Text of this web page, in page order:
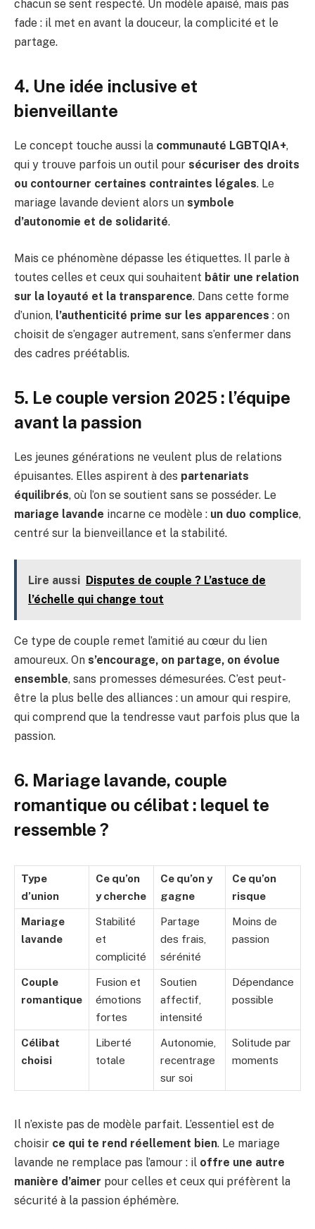
chacun se sent respecté. Un modèle apaisé, mais pas
fade : il met en avant la douceur, la complicité et le
partage.
4. Une idée inclusive et
bienveillante
Le concept touche aussi la communauté LGBTQIA+,
qui y trouve parfois un outil pour sécuriser des droits
ou contourner certaines contraintes légales. Le
mariage lavande devient alors un symbole
d’autonomie et de solidarité.
Mais ce phénomène dépasse les étiquettes. Il parle à
toutes celles et ceux qui souhaitent bâtir une relation
sur la loyauté et la transparence. Dans cette forme
d’union, l’authenticité prime sur les apparences : on
choisit de s’engager autrement, sans s’enfermer dans
des cadres préétablis.
5. Le couple version 2025 : l’équipe
avant la passion
Les jeunes générations ne veulent plus de relations
épuisantes. Elles aspirent à des partenariats
équilibrés, où l’on se soutient sans se posséder. Le
mariage lavande incarne ce modèle : un duo complice,
centré sur la bienveillance et la stabilité.
Lire aussi Disputes de couple ? L’astuce de
l’échelle qui change tout
Ce type de couple remet l’amitié au cœur du lien
amoureux. On s’encourage, on partage, on évolue
ensemble, sans promesses démesurées. C’est peut-
être la plus belle des alliances : un amour qui respire,
qui comprend que la tendresse vaut parfois plus que la
passion.
6. Mariage lavande, couple
romantique ou célibat : lequel te
ressemble ?
Type
d’union
Ce qu’on
y cherche
Ce qu’on y
gagne
Ce qu’on
risque
Mariage
lavande
Stabilité
et
complicité
Partage
des frais,
sérénité
Moins de
passion
Couple
romantique
Fusion et
émotions
fortes
Soutien
affectif,
intensité
Dépendance
possible
Célibat
choisi
Liberté
totale
Autonomie,
recentrage
sur soi
Solitude par
moments
Il n’existe pas de modèle parfait. L’essentiel est de
choisir ce qui te rend réellement bien. Le mariage
lavande ne remplace pas l’amour : il offre une autre
manière d’aimer pour celles et ceux qui préfèrent la
sécurité à la passion éphémère.